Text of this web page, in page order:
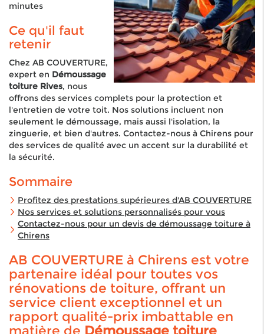
minutes
Ce qu'il faut
retenir
Chez AB COUVERTURE,
expert en Démoussage
toiture Rives, nous
offrons des services complets pour la protection et
l'entretien de votre toit. Nos solutions incluent non
seulement le démoussage, mais aussi l'isolation, la
zinguerie, et bien d'autres. Contactez-nous à Chirens pour
des services de qualité avec un accent sur la durabilité et
la sécurité.
Sommaire
Profitez des prestations supérieures d'AB COUVERTURE
Nos services et solutions personnalisés pour vous
Contactez-nous pour un devis de démoussage toiture à
Chirens
AB COUVERTURE à Chirens est votre
partenaire idéal pour toutes vos
rénovations de toiture, offrant un
service client exceptionnel et un
rapport qualité-prix imbattable en
matière de Démoussage toiture